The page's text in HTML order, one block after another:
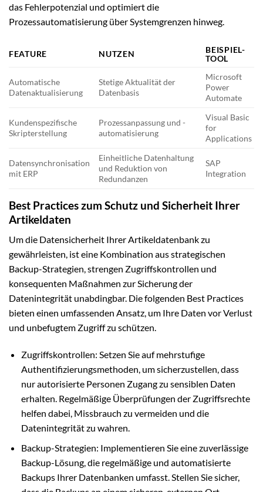
das Fehlerpotenzial und optimiert die
Prozessautomatisierung über Systemgrenzen hinweg.
FEATURE NUTZEN
BEISPIEL-
TOOL
Automatische
Datenaktualisierung
Stetige Aktualität der
Datenbasis
Microsoft
Power
Automate
Kundenspezifische
Skripterstellung
Prozessanpassung und -
automatisierung
Visual Basic
for
Applications
Datensynchronisation
mit ERP
Einheitliche Datenhaltung
und Reduktion von
Redundanzen
SAP
Integration
Best Practices zum Schutz und Sicherheit Ihrer
Artikeldaten
Um die Datensicherheit Ihrer Artikeldatenbank zu
gewährleisten, ist eine Kombination aus strategischen
Backup-Strategien, strengen Zugriffskontrollen und
konsequenten Maßnahmen zur Sicherung der
Datenintegrität unabdingbar. Die folgenden Best Practices
bieten einen umfassenden Ansatz, um Ihre Daten vor Verlust
und unbefugtem Zugriff zu schützen.
Zugriffskontrollen: Setzen Sie auf mehrstufige
Authentifizierungsmethoden, um sicherzustellen, dass
nur autorisierte Personen Zugang zu sensiblen Daten
erhalten. Regelmäßige Überprüfungen der Zugriffsrechte
helfen dabei, Missbrauch zu vermeiden und die
Datenintegrität zu wahren.
Backup-Strategien: Implementieren Sie eine zuverlässige
Backup-Lösung, die regelmäßige und automatisierte
Backups Ihrer Datenbanken umfasst. Stellen Sie sicher,